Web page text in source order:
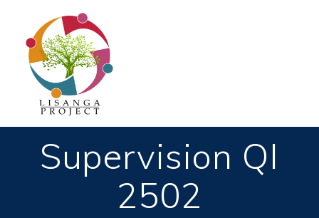
Supervision QI
2502